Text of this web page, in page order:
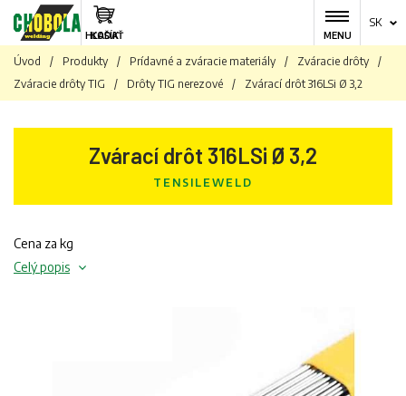
MENU
KOŠÍK
SK
HĽADAŤ
Úvod / Produkty / Prídavné a zváracie materiály / Zváracie drôty
/
Zváracie drôty TIG
/ Drôty TIG nerezové / Zvárací drôt 316LSi Ø 3,2
Zvárací drôt 316LSi Ø 3,2
TENSILEWELD
Cena za kg
Celý popis